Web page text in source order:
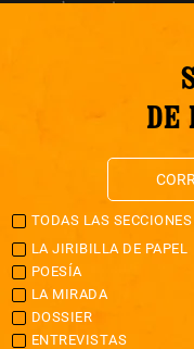
DE
TODAS LAS SECCIONES
LA JIRIBILLA DE PAPEL
POESÍA
LA MIRADA
DOSSIER
ENTREVISTAS